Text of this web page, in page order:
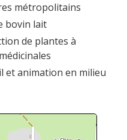
métropolitains
bovin lait
de plantes à
et animation en milieu